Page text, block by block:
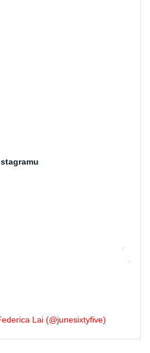
Lai (@junesixtyfive)